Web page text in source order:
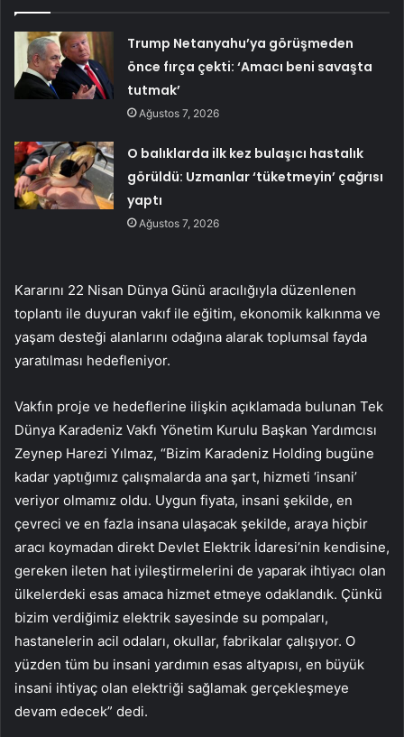
Trump Netanyahu’ya görüşmeden
önce fırça çekti: ‘Amacı beni savaşta
tutmak’
Ağustos 7, 2026
O balıklarda ilk kez bulaşıcı hastalık
görüldü: Uzmanlar ‘tüketmeyin’ çağrısı
yaptı
Ağustos 7, 2026
Kararını 22 Nisan Dünya Günü aracılığıyla düzenlenen
toplantı ile duyuran vakıf ile eğitim, ekonomik kalkınma ve
yaşam desteği alanlarını odağına alarak toplumsal fayda
yaratılması hedefleniyor.
Vakfın proje ve hedeflerine ilişkin açıklamada bulunan Tek
Dünya Karadeniz Vakfı Yönetim Kurulu Başkan Yardımcısı
Zeynep Harezi Yılmaz, “Bizim Karadeniz Holding bugüne
kadar yaptığımız çalışmalarda ana şart, hizmeti ‘insani’
veriyor olmamız oldu. Uygun fiyata, insani şekilde, en
çevreci ve en fazla insana ulaşacak şekilde, araya hiçbir
aracı koymadan direkt Devlet Elektrik İdaresi’nin kendisine,
gereken ileten hat iyileştirmelerini de yaparak ihtiyacı olan
ülkelerdeki esas amaca hizmet etmeye odaklandık. Çünkü
bizim verdiğimiz elektrik sayesinde su pompaları,
hastanelerin acil odaları, okullar, fabrikalar çalışıyor. O
yüzden tüm bu insani yardımın esas altyapısı, en büyük
insani ihtiyaç olan elektriği sağlamak gerçekleşmeye
devam edecek” dedi.